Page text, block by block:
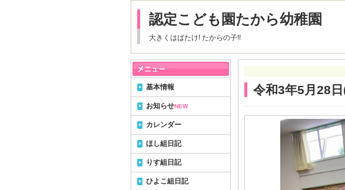
認定こども園たから幼稚園
大きくはばたけ! たからの子!!
令和3年5月28
基本情報
お知らせNEW
カレンダー
ほし組日記
りす組日記
ひよこ組日記